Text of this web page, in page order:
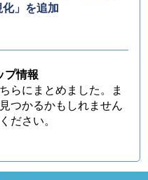
」を追加
プ情報
らにまとめました。ま
つかるかもしれません
ださい。